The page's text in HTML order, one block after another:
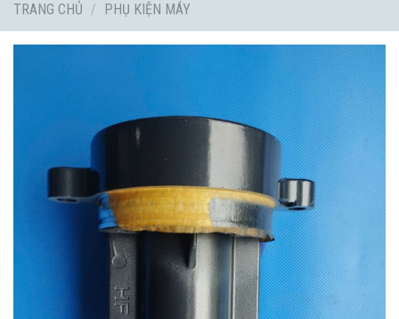
TRANG CHỦ / PHỤ KIỆN MÁY